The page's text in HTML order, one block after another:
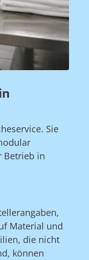
Sie
Betrieb in
Material und
die nicht
können